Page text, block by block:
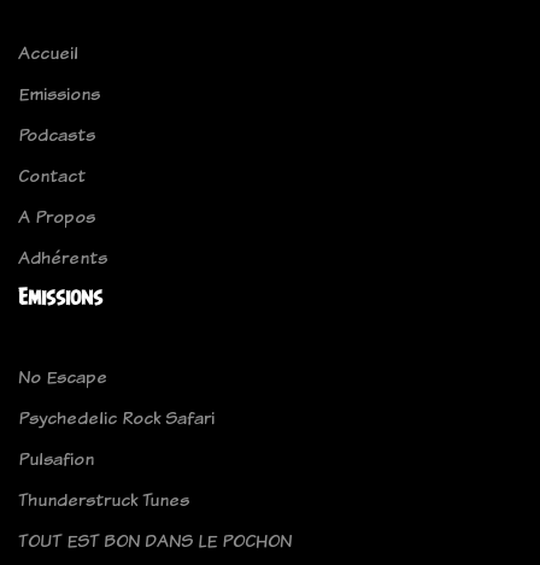
Accueil
Emissions
Podcasts
Contact
A Propos
Adhérents
Emissions
No Escape
Psychedelic Rock Safari
Pulsafion
Thunderstruck Tunes
TOUT EST BON DANS LE POCHON